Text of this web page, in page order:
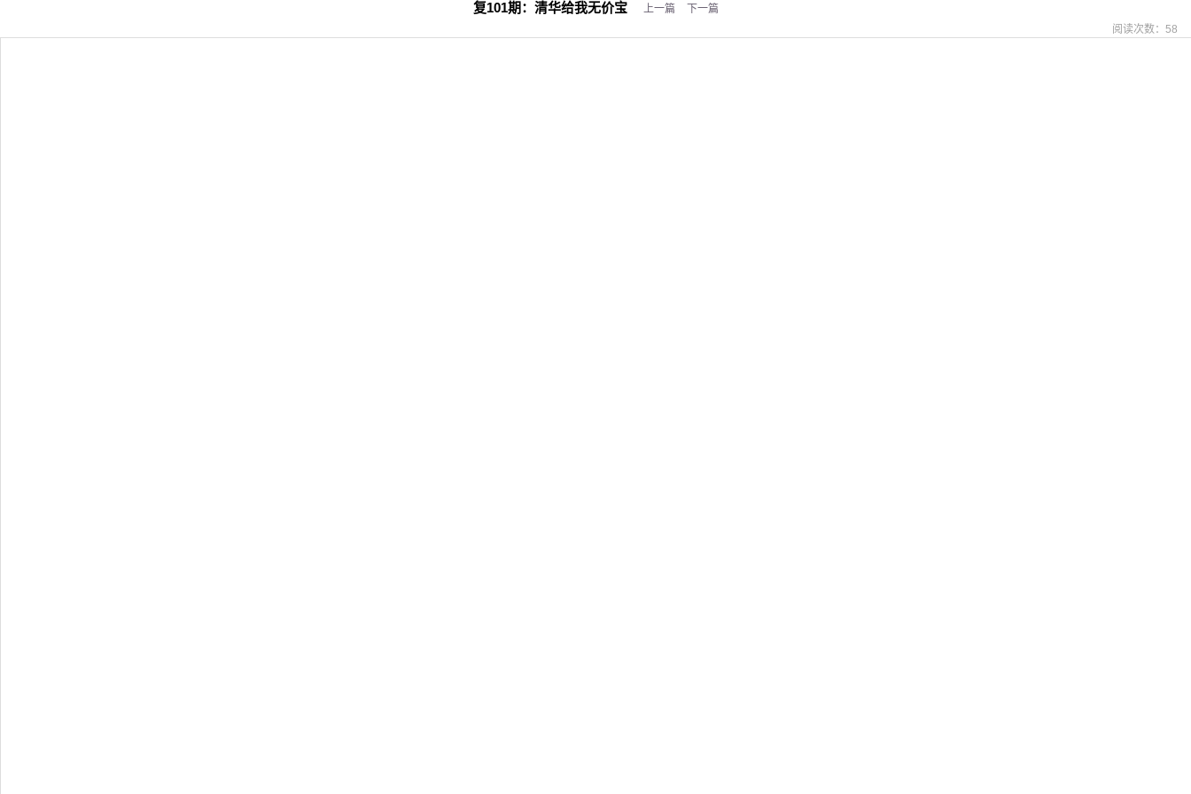
复101期： 清华给我无价宝 上一篇
下一篇
阅读次数： 58